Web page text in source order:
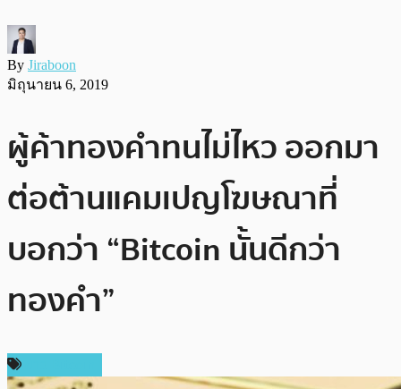
By Jiraboon
มิถุนายน 6, 2019
ผู้ค้าทองคำทนไม่ไหว ออกมา
ต่อต้านแคมเปญโฆษณาที่
บอกว่า “Bitcoin นั้นดีกว่า
ทองคำ”